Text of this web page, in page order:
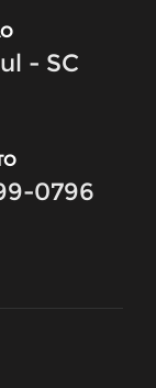
- SC
0796